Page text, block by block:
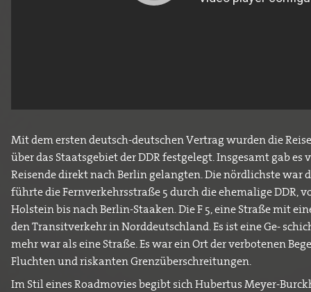
Mit dem ersten deutsch-deutschen Vertrag wurden die
über das Staatsgebiet der DDR festgelegt. Insgesamt gab
Reisende direkt nach Berlin gelangten. Die nördlichste war
führte die Fernverkehrsstraße 5 durch die ehemalige DDR,
Holstein bis nach Berlin-Staaken. Die F 5, eine Straße mit
den Transitverkehr in Norddeutschland. Es ist eine Ge-
mehr war als eine Straße. Es war ein Ort der verbotenen
Fluchten und riskanten Grenzüberschreitungen.
Im Stil eines Roadmovies begibt sich Hubertus Meyer-